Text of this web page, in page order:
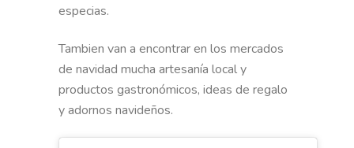
especias.
Tambien van a encontrar en los mercados
de navidad mucha artesanía local y
productos gastronómicos, ideas de regalo
y adornos navideños.